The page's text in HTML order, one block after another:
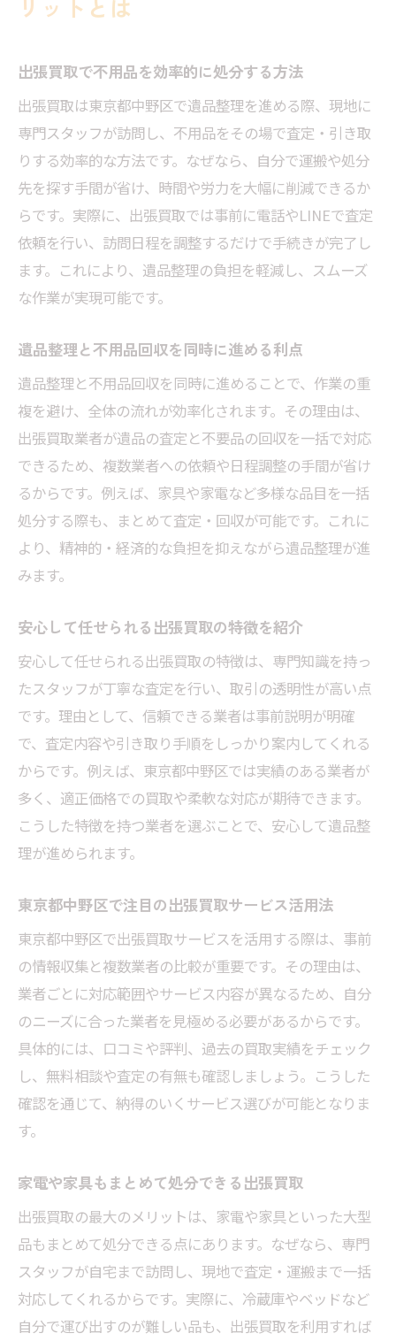
リットとは
出張買取で不用品を効率的に処分する方法
出張買取は東京都中野区で遺品整理を進める際、現地に
専門スタッフが訪問し、不用品をその場で査定・引き取
りする効率的な方法です。なぜなら、自分で運搬や処分
先を探す手間が省け、時間や労力を大幅に削減できるか
らです。実際に、出張買取では事前に電話やLINEで査定
依頼を行い、訪問日程を調整するだけで手続きが完了し
ます。これにより、遺品整理の負担を軽減し、スムーズ
な作業が実現可能です。
遺品整理と不用品回収を同時に進める利点
遺品整理と不用品回収を同時に進めることで、作業の重
複を避け、全体の流れが効率化されます。その理由は、
出張買取業者が遺品の査定と不要品の回収を一括で対応
できるため、複数業者への依頼や日程調整の手間が省け
るからです。例えば、家具や家電など多様な品目を一括
処分する際も、まとめて査定・回収が可能です。これに
より、精神的・経済的な負担を抑えながら遺品整理が進
みます。
安心して任せられる出張買取の特徴を紹介
安心して任せられる出張買取の特徴は、専門知識を持っ
たスタッフが丁寧な査定を行い、取引の透明性が高い点
です。理由として、信頼できる業者は事前説明が明確
で、査定内容や引き取り手順をしっかり案内してくれる
からです。例えば、東京都中野区では実績のある業者が
多く、適正価格での買取や柔軟な対応が期待できます。
こうした特徴を持つ業者を選ぶことで、安心して遺品整
理が進められます。
東京都中野区で注目の出張買取サービス活用法
東京都中野区で出張買取サービスを活用する際は、事前
の情報収集と複数業者の比較が重要です。その理由は、
業者ごとに対応範囲やサービス内容が異なるため、自分
のニーズに合った業者を見極める必要があるからです。
具体的には、口コミや評判、過去の買取実績をチェック
し、無料相談や査定の有無も確認しましょう。こうした
確認を通じて、納得のいくサービス選びが可能となりま
す。
家電や家具もまとめて処分できる出張買取
出張買取の最大のメリットは、家電や家具といった大型
品もまとめて処分できる点にあります。なぜなら、専門
スタッフが自宅まで訪問し、現地で査定・運搬まで一括
対応してくれるからです。実際に、冷蔵庫やベッドなど
自分で運び出すのが難しい品も、出張買取を利用すれば